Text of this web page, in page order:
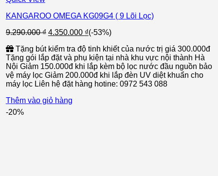
KANGAROO OMEGA KG09G4 ( 9 Lõi Lọc)
9.290.000₫ Giá
là:
9.290.000 ₫.
4.350.000 ₫Giá
tại
là:
4.350.000 ₫.
(-53%)
Tặng bút kiểm tra độ tinh khiết của nước trị giá 300.000đ
Tặng gói lắp đặt và phụ kiện tại nhà khu vực nội thành Hà
Nội Giảm 150.000đ khi lắp kèm bộ lọc nước đầu nguồn bảo
vệ máy lọc Giảm 200.000đ khi lắp đèn UV diệt khuẩn cho
máy lọc Liên hệ đặt hàng hotine: 0972 543 088
Thêm vào giỏ hàng
-20%